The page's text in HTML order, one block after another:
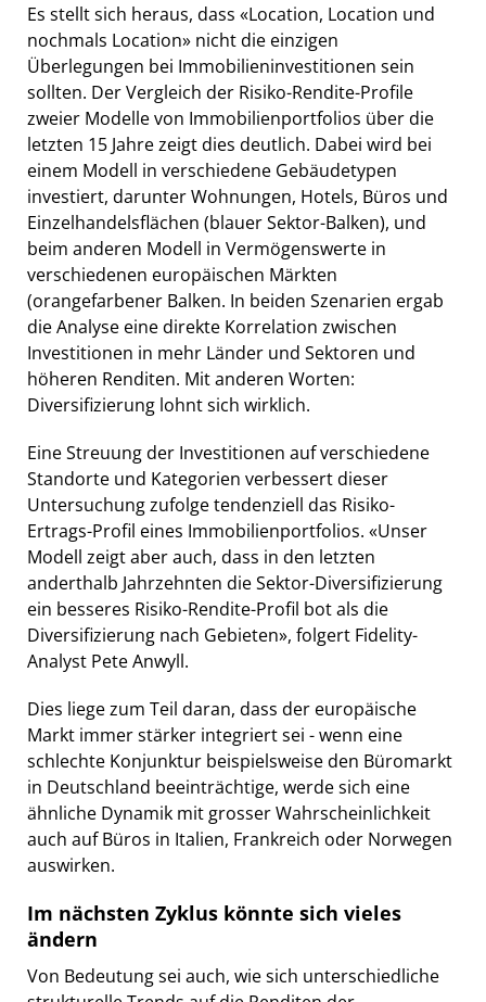
Es stellt sich heraus, dass «Location, Location und
nochmals Location» nicht die einzigen
Überlegungen bei Immobilieninvestitionen sein
sollten. Der Vergleich der Risiko-Rendite-Profile
zweier Modelle von Immobilienportfolios über die
letzten 15 Jahre zeigt dies deutlich. Dabei wird bei
einem Modell in verschiedene Gebäudetypen
investiert, darunter Wohnungen, Hotels, Büros und
Einzelhandelsflächen (blauer Sektor-Balken), und
beim anderen Modell in Vermögenswerte in
verschiedenen europäischen Märkten
(orangefarbener Balken. In beiden Szenarien ergab
die Analyse eine direkte Korrelation zwischen
Investitionen in mehr Länder und Sektoren und
höheren Renditen. Mit anderen Worten:
Diversifizierung lohnt sich wirklich.
Eine Streuung der Investitionen auf verschiedene
Standorte und Kategorien verbessert dieser
Untersuchung zufolge tendenziell das Risiko-
Ertrags-Profil eines Immobilienportfolios. «Unser
Modell zeigt aber auch, dass in den letzten
anderthalb Jahrzehnten die Sektor-Diversifizierung
ein besseres Risiko-Rendite-Profil bot als die
Diversifizierung nach Gebieten», folgert Fidelity-
Analyst Pete Anwyll.
Dies liege zum Teil daran, dass der europäische
Markt immer stärker integriert sei - wenn eine
schlechte Konjunktur beispielsweise den Büromarkt
in Deutschland beeinträchtige, werde sich eine
ähnliche Dynamik mit grosser Wahrscheinlichkeit
auch auf Büros in Italien, Frankreich oder Norwegen
auswirken.
Im nächsten Zyklus könnte sich vieles
ändern
Von Bedeutung sei auch, wie sich unterschiedliche